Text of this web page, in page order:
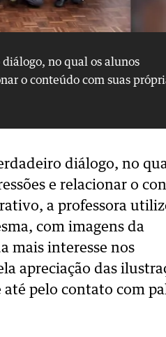
no qual os alunos
o conteúdo com suas
diálogo, no
e relacionar o
a professora
com imagens da
mais interesse nos
apreciação das
pelo contato com